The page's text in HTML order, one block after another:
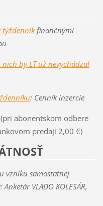
týždenníkfinančnými
by LT už nevychádzal
: Cenník inzercie
abonentskom odbere
predaji 2,00 €)
vzniku samostatnej
VLADO KOLESÁR,